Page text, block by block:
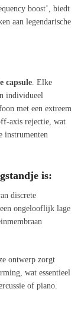
boost’, biedt
aan legendarische
capsule. Elke
individueel
met een extreem
axis rejectie, wat
instrumenten
is:
discrete
ongelooflijk lage
ontwerp zorgt
wat essentieel
of piano.